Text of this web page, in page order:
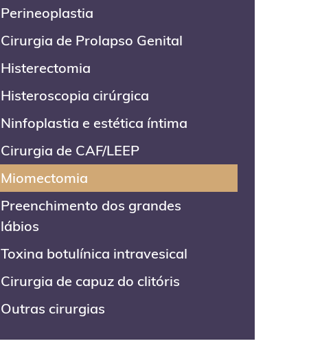
Perineoplastia
Cirurgia de Prolapso Genital
Histerectomia
Histeroscopia cirúrgica
Ninfoplastia e estética íntima
Cirurgia de CAF/LEEP
Miomectomia
Preenchimento dos grandes
lábios
Toxina botulínica intravesical
Cirurgia de capuz do clitóris
Outras cirurgias